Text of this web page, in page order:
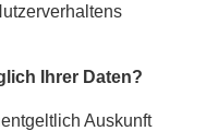
Ihrer Daten?
Auskunft